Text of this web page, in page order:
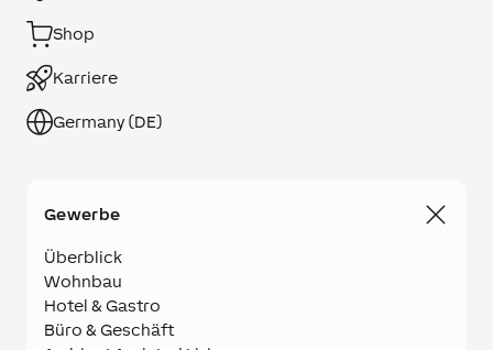
Shop
Karriere
Germany (DE)
Gewerbe
Überblick
Wohnbau
Hotel & Gastro
Büro & Geschäft